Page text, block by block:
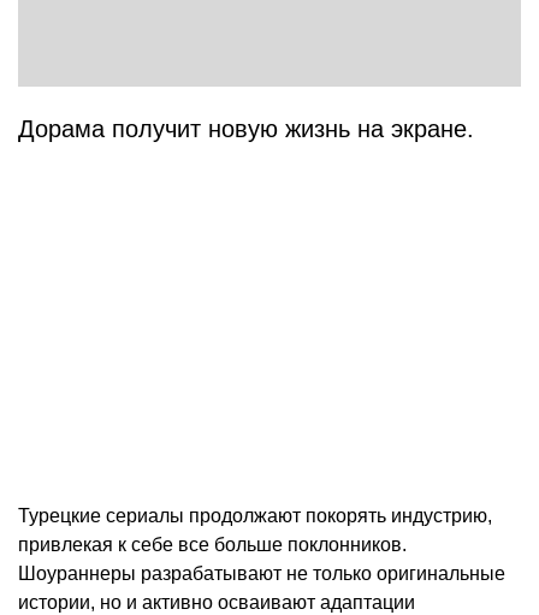
Дорама получит новую жизнь на экране.
Турецкие сериалы продолжают покорять индустрию,
привлекая к себе все больше поклонников.
Шоураннеры разрабатывают не только оригинальные
истории, но и активно осваивают адаптации